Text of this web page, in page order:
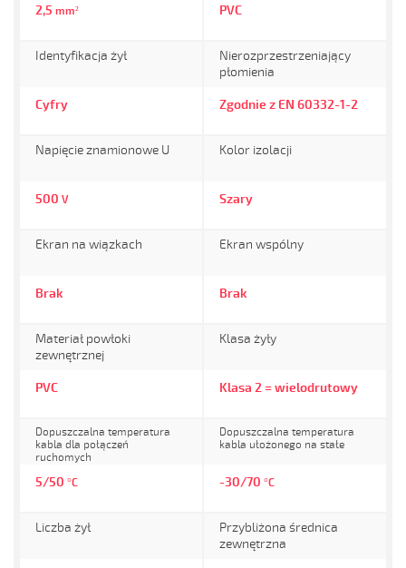
2,5 mm² PVC
Identyfikacja żył
Cyfry
Nierozprzestrzeniający
płomienia
Zgodnie z EN 60332-1-2
Napięcie znamionowe U
500 V
Kolor izolacji
Szary
Ekran na wiązkach
Brak
Ekran wspólny
Brak
Materiał powłoki
zewnętrznej
PVC
Klasa żyły
Klasa 2 = wielodrutowy
Dopuszczalna temperatura
kabla dla połączeń
ruchomych
5/50 °C
Dopuszczalna temperatura
kabla ułożonego na stałe
-30/70 °C
Liczba żył
Przybliżona średnica
zewnętrzna